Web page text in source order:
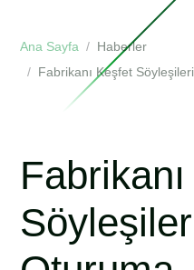
Ana Sayfa
Haberler
Fabrikanı Keşfet